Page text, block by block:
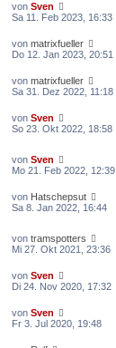
von Sven
Sa 11. Feb 2023, 16:33
von matrixfueller
Do 12. Jan 2023, 20:51
von matrixfueller
Sa 31. Dez 2022, 11:18
von Sven
So 23. Okt 2022, 18:58
von Sven
Mo 21. Feb 2022, 12:39
von Hatschepsut
Sa 8. Jan 2022, 16:44
von tramspotters
Mi 27. Okt 2021, 23:36
von Sven
Di 24. Nov 2020, 17:32
von Sven
Fr 3. Jul 2020, 19:48